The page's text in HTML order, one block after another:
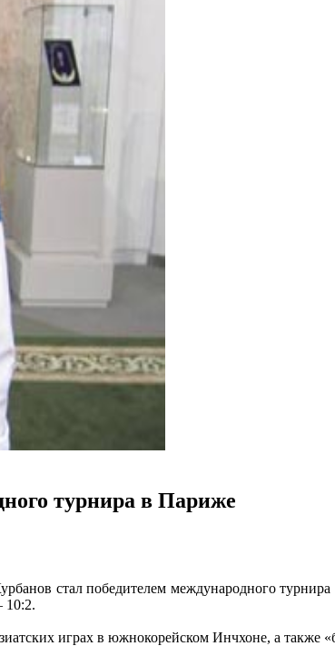
турнира в Париже
стал победителем международного
10:2.
играх в южнокорейском Инчхоне, а также